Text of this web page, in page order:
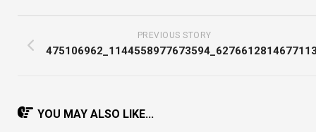
PREVIOUS STORY
YOU MAY ALSO LIKE...